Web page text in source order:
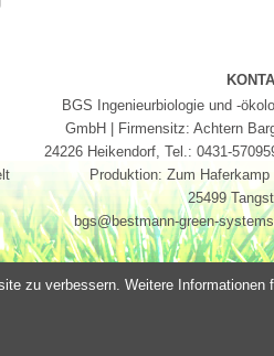
BGS Ingenieurbiologie und -
GmbH | Firmensitz: Achtern
24226 Heikendorf, Tel.: 0431-
Produktion: Zum Haferkamp
25499
bgs@bestmann-green-
zu verbessern. Weitere Informationen